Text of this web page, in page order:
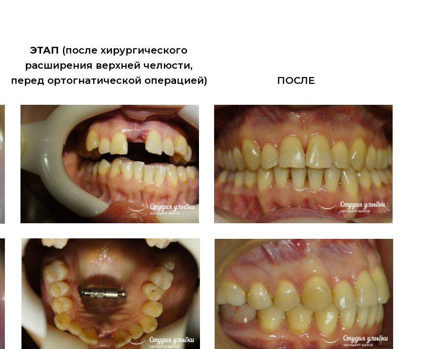
ПОСЛЕ
ЭТАП (после хирургического
расширения верхней челюсти,
перед ортогнатической операцией)